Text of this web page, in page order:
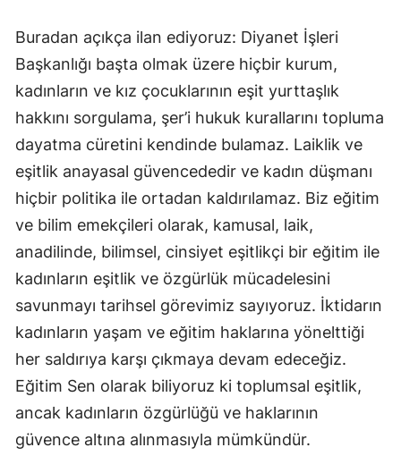
Buradan açıkça ilan ediyoruz: Diyanet İşleri
Başkanlığı başta olmak üzere hiçbir kurum,
kadınların ve kız çocuklarının eşit yurttaşlık
hakkını sorgulama, şer’i hukuk kurallarını topluma
dayatma cüretini kendinde bulamaz. Laiklik ve
eşitlik anayasal güvencededir ve kadın düşmanı
hiçbir politika ile ortadan kaldırılamaz. Biz eğitim
ve bilim emekçileri olarak, kamusal, laik,
anadilinde, bilimsel, cinsiyet eşitlikçi bir eğitim ile
kadınların eşitlik ve özgürlük mücadelesini
savunmayı tarihsel görevimiz sayıyoruz. İktidarın
kadınların yaşam ve eğitim haklarına yönelttiği
her saldırıya karşı çıkmaya devam edeceğiz.
Eğitim Sen olarak biliyoruz ki toplumsal eşitlik,
ancak kadınların özgürlüğü ve haklarının
güvence altına alınmasıyla mümkündür.